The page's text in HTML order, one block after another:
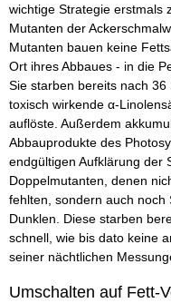
wichtige Strategie erstmals
Mutanten der
Mutanten bauen keine
Ort ihres Abbaues - in die
Sie starben bereits nach
toxisch wirkende α-
auflöste. Außerdem
Abbauprodukte des
endgültigen Aufklärung der
Doppelmutanten, denen
fehlten, sondern auch noch
Dunklen. Diese starben
schnell, wie bis dato keine
seiner nächtlichen
Umschalten auf Fett-